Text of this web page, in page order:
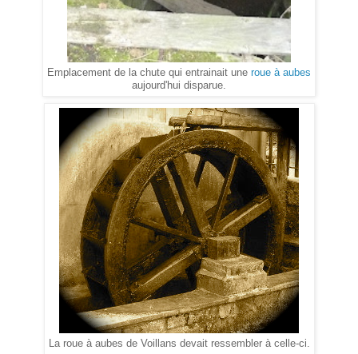
Emplacement de la chute qui entrainait une roue à aubes
aujourd'hui disparue.
La roue à aubes de Voillans devait ressembler à celle-ci.